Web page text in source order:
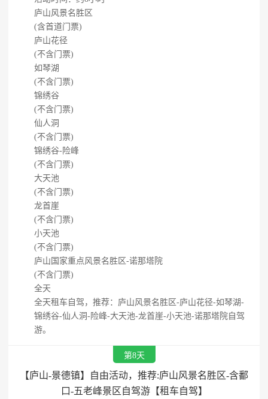
庐山风景名胜区
(含首道门票)
庐山花径
(不含门票)
如琴湖
(不含门票)
锦绣谷
(不含门票)
仙人洞
(不含门票)
锦绣谷-险峰
(不含门票)
大天池
(不含门票)
龙首崖
(不含门票)
小天池
(不含门票)
庐山国家重点风景名胜区-诺那塔院
(不含门票)
全天
全天租车自驾，推荐：庐山风景名胜区-庐山花径-如琴湖-
锦绣谷-仙人洞-险峰-大天池-龙首崖-小天池-诺那塔院自驾
游。
第8天
【庐山-景德镇】自由活动，推荐:庐山风景名胜区-含鄱
口-五老峰景区自驾游【租车自驾】